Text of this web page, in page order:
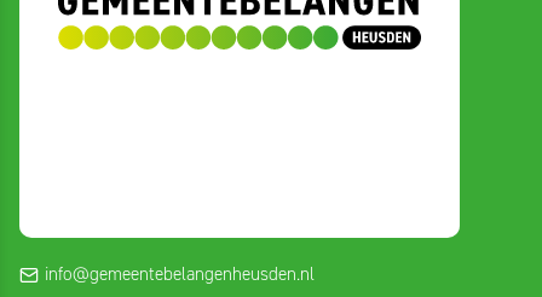
info@gemeentebelangenheusden.nl